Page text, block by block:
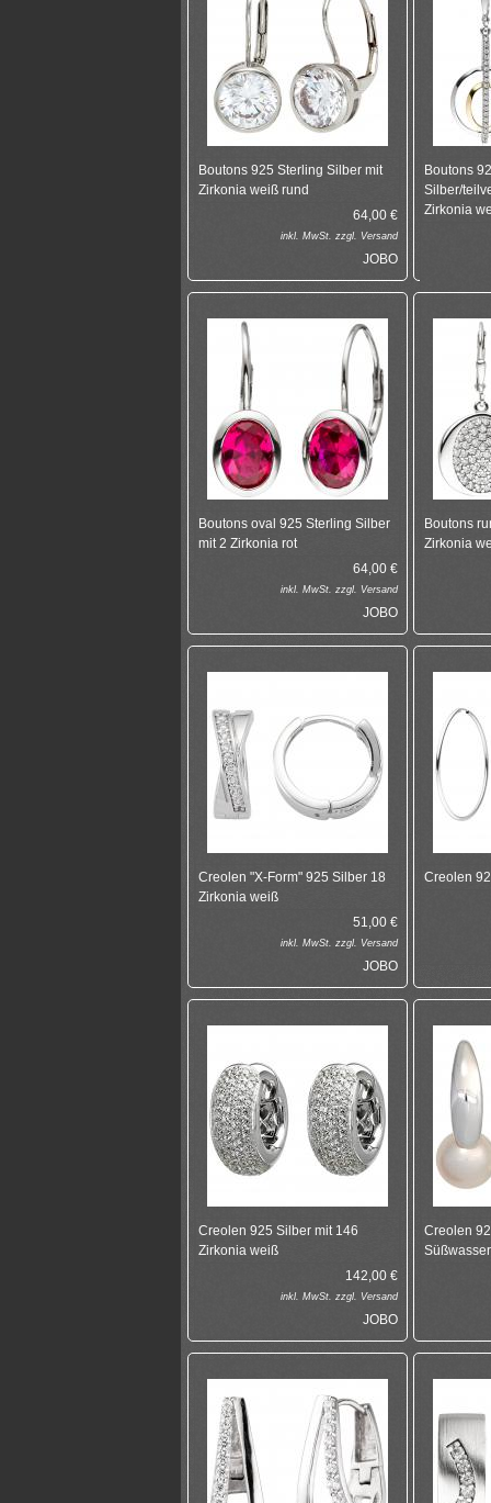
Boutons 925 Sterling Silber mit
Zirkonia weiß rund
64,00 €
inkl. MwSt. zzgl. Versand
JOBO
Boutons
Silber/
Zirkonia
Boutons oval 925 Sterling Silber
mit 2 Zirkonia rot
64,00 €
inkl. MwSt. zzgl. Versand
JOBO
Boutons
Zirkonia
Creolen "X-Form" 925 Silber 18
Zirkonia weiß
51,00 €
inkl. MwSt. zzgl. Versand
JOBO
Creolen
Creolen 925 Silber mit 146
Zirkonia weiß
142,00 €
inkl. MwSt. zzgl. Versand
JOBO
Creolen